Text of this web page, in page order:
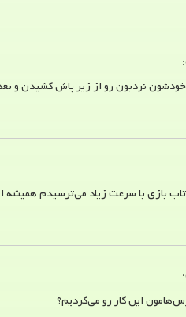
خودشون نردبون رو از زیر پاش کشیدن و
تاب بازی با سرعت زیاد می‌ترسیدم
این کار رو می‌کردیم؟